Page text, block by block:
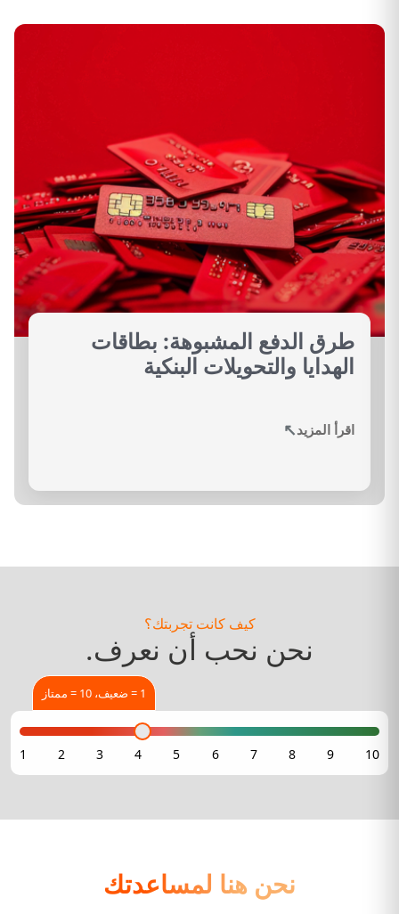
طرق الدفع المشبوهة: بطاقات
الهدايا والتحويلات البنكية
اقرأ المزيد↗
كيف كانت تجربتك؟
نحن نحب أن نعرف.
1 = ضعيف، 10 = ممتاز
نحن هنا لمساعدتك